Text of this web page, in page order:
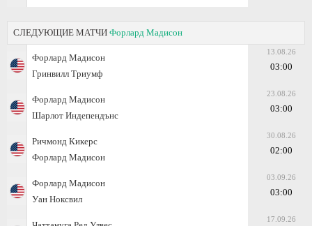
СЛЕДУЮЩИЕ МАТЧИ Форлард Мадисон
Форлард Мадисон
Гринвилл Триумф
13.08.26
03:00
Форлард Мадисон
Шарлот Индепендънс
23.08.26
03:00
Ричмонд Кикерс
Форлард Мадисон
30.08.26
02:00
Форлард Мадисон
Уан Ноксвил
03.09.26
03:00
17.09.26